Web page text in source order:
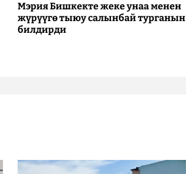
Мэрия Бишкекте жеке унаа менен
жүрүүгө тыюу салынбай турганын
билдирди